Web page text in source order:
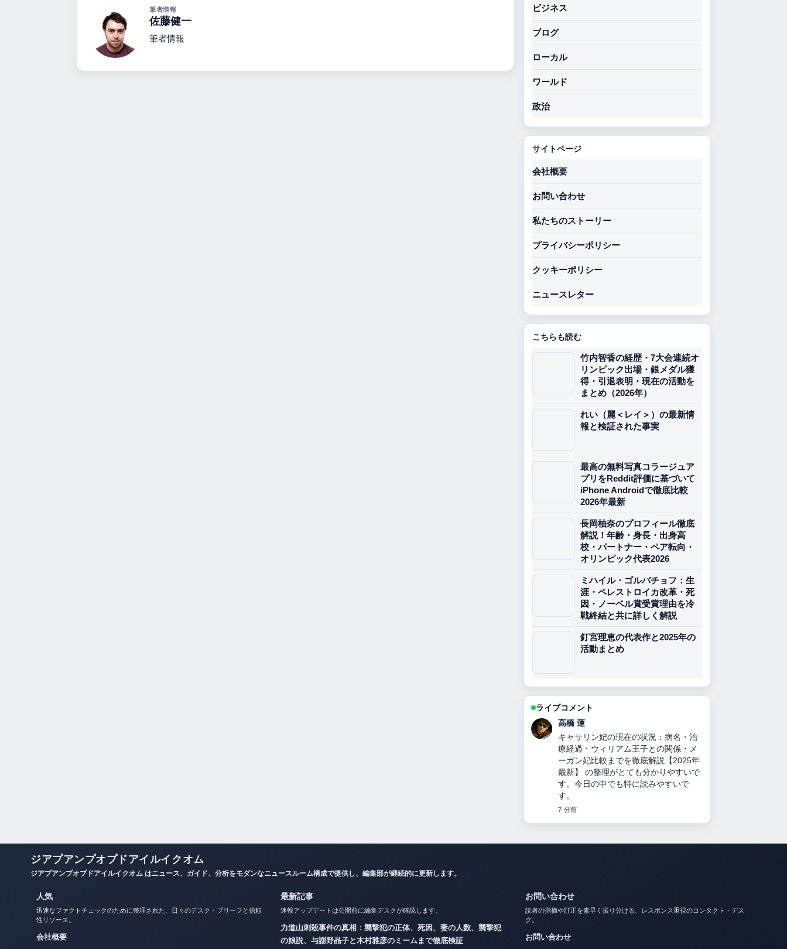
筆者情報
佐藤健一
筆者情報
ビジネス
ブログ
ローカル
ワールド
政治
サイトページ
会社概要
お問い合わせ
私たちのストーリー
プライバシーポリシー
クッキーポリシー
ニュースレター
こちらも読む
竹内智香の経歴・7大会連続オ
リンピック出場・銀メダル獲
得・引退表明・現在の活動を
まとめ（2026年）
れい（麗＜レイ＞）の最新情
報と検証された事実
最高の無料写真コラージュア
プリをReddit評価に基づいて
iPhone Androidで徹底比較
2026年最新
長岡柚奈のプロフィール徹底
解説！年齢・身長・出身高
校・パートナー・ペア転向・
オリンピック代表2026
ミハイル・ゴルバチョフ：生
涯・ペレストロイカ改革・死
因・ノーベル賞受賞理由を冷
戦終結と共に詳しく解説
釘宮理恵の代表作と2025年の
活動まとめ
ライブコメント
佐藤 遥
力道山刺殺事件の真相：襲撃犯の正
体、死因、妻の人数、襲撃犯の娘説、
与謝野晶子と木村雅彦のミームまで徹
底検証 を追っていますが、この解説は
落ち着いていて信頼できます。
9 分前
ジアプアンプオプドアイルイクオム はニュース、ガイド、分析をモダンなニュースルーム構成で提供し、編集部が継続的に更新します。
迅速なファクトチェックのために整理された、日々のデスク・ブリーフと信頼
性リソース。
会社概要
お問い合わせ
速報アップデートは公開前に編集デスクが確認します。
力道山刺殺事件の真相：襲撃犯の正体、死因、妻の人数、襲撃犯
の娘説、与謝野晶子と木村雅彦のミームまで徹底検証
二千翔（服部二千翔）の実父や年収、現在の職業は？
読者の指摘や訂正を素早く振り分ける、レスポンス重視のコンタクト・デス
ク。
お問い合わせ
info@japanpopdaily.com